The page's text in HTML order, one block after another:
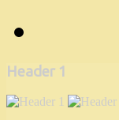
Header 1